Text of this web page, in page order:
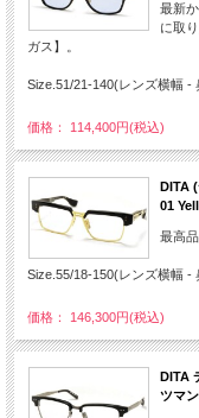
最新
に取
ガス】。
Size.51/21-140(レンズ横幅 -
価格： 114,400円(税込)
DITA
01
最高
Size.55/18-150(レンズ横幅 -
価格： 146,300円(税込)
DITA
ツマ